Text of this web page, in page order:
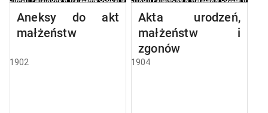
Aneksy do akt
małżeństw
1902
Akta urodzeń,
małżeństw i
zgonów
1904